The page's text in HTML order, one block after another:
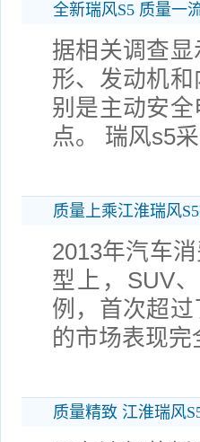
全新瑞风S5 质量一
据相关调查
形、发动机
别是主动安
点。 瑞风s5
质量上乘江淮瑞风
2013年汽车
型上，SUV
例，首次超
的市场表现
质量精致 江淮瑞风